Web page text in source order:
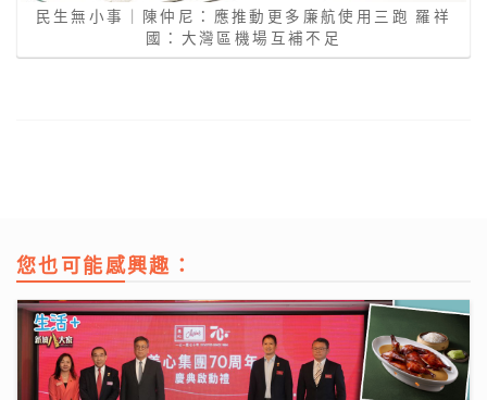
民生無小事｜陳仲尼：應推動更多廉航使用三跑 羅祥
國：大灣區機場互補不足
您也可能感興趣：